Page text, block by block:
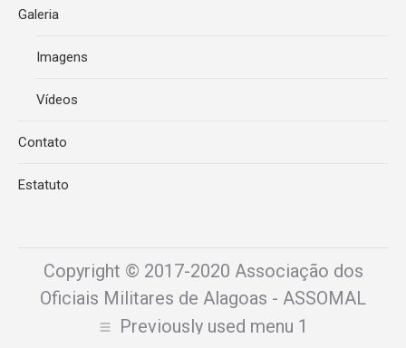
Galeria
Imagens
Vídeos
Contato
Estatuto
Copyright © 2017-2020 Associação dos
Oficiais Militares de Alagoas - ASSOMAL
Previously used menu 1